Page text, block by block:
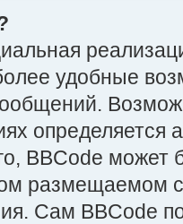
удобные
определяется
BBCode может
размещаемом
Сам BBCode